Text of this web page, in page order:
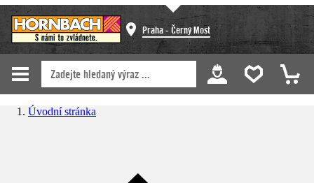
Praha - Černý Most
Úvodní stránka